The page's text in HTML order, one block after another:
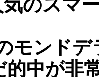
のスマ
モンド
的中が非